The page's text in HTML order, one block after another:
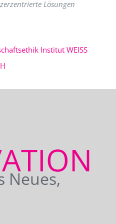
Lösungen
Institut WEISS
Neues,